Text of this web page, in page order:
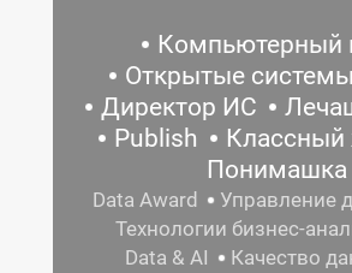
Компьютерный
Открытые
Директор ИС
Publish
Классный
Понимашка
Data Award
Управление
Технологии бизнес-
Data & AI
Качество